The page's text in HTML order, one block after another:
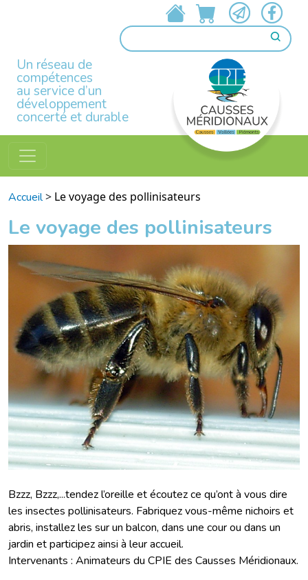
Un réseau de
compétences
au service d’un
développement
concerté et durable
Accueil> Le voyage des pollinisateurs
Le voyage des pollinisateurs
Bzzz, Bzzz,...tendez l’oreille et écoutez ce qu’ont à vous dire
les insectes pollinisateurs. Fabriquez vous-même nichoirs et
abris, installez les sur un balcon, dans une cour ou dans un
jardin et participez ainsi à leur accueil.
Intervenants : Animateurs du CPIE des Causses Méridionaux.